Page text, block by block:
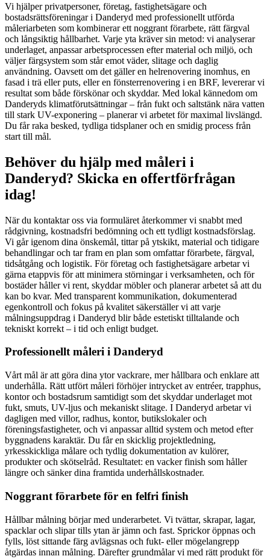
Vi hjälper privatpersoner, företag, fastighetsägare och
bostadsrättsföreningar i Danderyd med professionellt utförda
måleriarbeten som kombinerar ett noggrant förarbete, rätt färgval
och långsiktig hållbarhet. Varje yta kräver sin metod: vi analyserar
underlaget, anpassar arbetsprocessen efter material och miljö, och
väljer färgsystem som står emot väder, slitage och daglig
användning. Oavsett om det gäller en helrenovering inomhus, en
fasad i trä eller puts, eller en fönsterrenovering i en BRF, levererar vi
resultat som både förskönar och skyddar. Med lokal kännedom om
Danderyds klimatförutsättningar – från fukt och saltstänk nära vatten
till stark UV-exponering – planerar vi arbetet för maximal livslängd.
Du får raka besked, tydliga tidsplaner och en smidig process från
start till mål.
Behöver du hjälp med måleri i
Danderyd? Skicka en offertförfrågan
idag!
När du kontaktar oss via formuläret återkommer vi snabbt med
rådgivning, kostnadsfri bedömning och ett tydligt kostnadsförslag.
Vi går igenom dina önskemål, tittar på ytskikt, material och tidigare
behandlingar och tar fram en plan som omfattar förarbete, färgval,
tidsåtgång och logistik. För företag och fastighetsägare arbetar vi
gärna etappvis för att minimera störningar i verksamheten, och för
bostäder håller vi rent, skyddar möbler och planerar arbetet så att du
kan bo kvar. Med transparent kommunikation, dokumenterad
egenkontroll och fokus på kvalitet säkerställer vi att varje
målningsuppdrag i Danderyd blir både estetiskt tilltalande och
tekniskt korrekt – i tid och enligt budget.
Professionellt måleri i Danderyd
Vårt mål är att göra dina ytor vackrare, mer hållbara och enklare att
underhålla. Rätt utfört måleri förhöjer intrycket av entréer, trapphus,
kontor och bostadsrum samtidigt som det skyddar underlaget mot
fukt, smuts, UV-ljus och mekaniskt slitage. I Danderyd arbetar vi
dagligen med villor, radhus, kontor, butikslokaler och
föreningsfastigheter, och vi anpassar alltid system och metod efter
byggnadens karaktär. Du får en skicklig projektledning,
yrkesskickliga målare och tydlig dokumentation av kulörer,
produkter och skötselråd. Resultatet: en vacker finish som håller
längre och sänker dina framtida underhållskostnader.
Noggrant förarbete för en felfri finish
Hållbar målning börjar med underarbetet. Vi tvättar, skrapar, lagar,
spacklar och slipar tills ytan är jämn och fast. Sprickor öppnas och
fylls, löst sittande färg avlägsnas och fukt- eller mögelangrepp
åtgärdas innan målning. Därefter grundmålar vi med rätt produkt för